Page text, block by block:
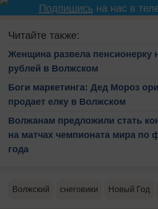
Подпишисьна нас в
Читайте также:
Женщина развела пенсионерку
рублей в Волжском
Боги маркетинга: Дед Мороз
продает елку в Волжском
Волжанам предложили стать
на матчах чемпионата мира по
года
Волжский снеговики Новый Год